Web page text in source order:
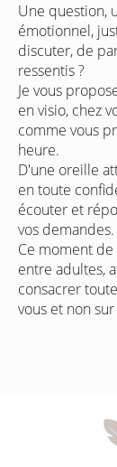
Une question,
émotionnel,
discuter, de
ressentis ?
Je vous
en visio, chez
comme vous
heure.
D'une oreille
en toute
écouter et
vos demandes.
Ce moment
entre adultes,
consacrer
vous et non